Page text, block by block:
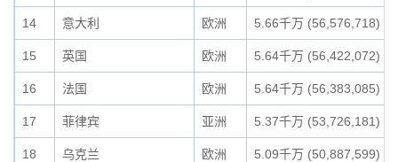
14 意大利 欧洲 5.66千万 (56,576,718)
15 英国 欧洲 5.64千万 (56,422,072)
16 法国 欧洲 5.64千万 (56,383,085)
17 菲律宾 亚洲 5.37千万 (53,726,181)
18 乌克兰 欧洲 5.09千万 (50,887,599)